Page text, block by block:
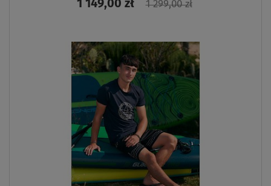
1 149,00 zł 1 299,00 zł
ZOBACZ